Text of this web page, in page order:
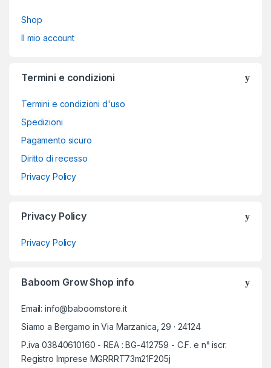
Shop
Il mio account
Termini e condizioni
Termini e condizioni d'uso
Spedizioni
Pagamento sicuro
Diritto di recesso
Privacy Policy
Privacy Policy
Privacy Policy
Baboom Grow Shop info
Email: info@baboomstore.it
Siamo a Bergamo in Via Marzanica, 29 · 24124
P.iva 03840610160 - REA : BG-412759 - C.F. e n° iscr.
Registro Imprese MGRRRT73m21F205j